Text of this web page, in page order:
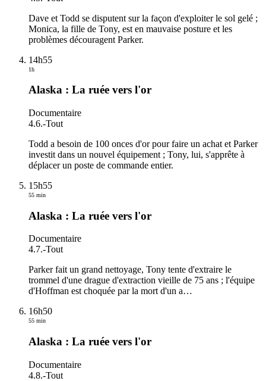
Dave et Todd se disputent sur la façon d'exploiter le sol gelé ;
Monica, la fille de Tony, est en mauvaise posture et les
problèmes découragent Parker.
14h55
1h
Alaska : La ruée vers l'or
Documentaire
4.6.-Tout
Todd a besoin de 100 onces d'or pour faire un achat et Parker
investit dans un nouvel équipement ; Tony, lui, s'apprête à
déplacer un poste de commande entier.
15h55
55 min
Alaska : La ruée vers l'or
Documentaire
4.7.-Tout
Parker fait un grand nettoyage, Tony tente d'extraire le
trommel d'une drague d'extraction vieille de 75 ans ; l'équipe
d'Hoffman est choquée par la mort d'un a…
16h50
55 min
Alaska : La ruée vers l'or
Documentaire
4.8.-Tout